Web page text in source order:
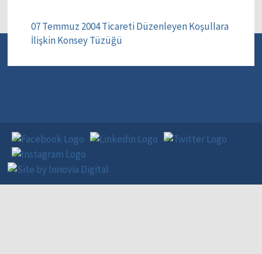
07 Temmuz 2004 Ticareti Düzenleyen Koşullara
İlişkin Konsey Tüzüğü